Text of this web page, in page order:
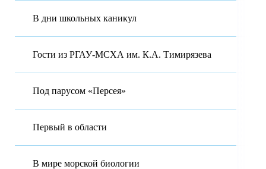
В дни школьных каникул
Гости из РГАУ-МСХА им. К.А. Тимирязева
Под парусом «Персея»
Первый в области
В мире морской биологии